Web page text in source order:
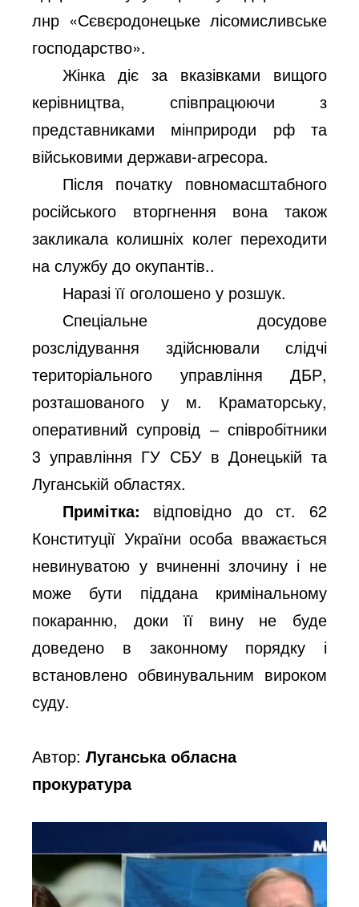
лнр «Сєвєродонецьке лісомисливське
господарство».
Жінка діє за вказівками вищого
керівництва, співпрацюючи з
представниками мінприроди рф та
військовими держави-агресора.
Після початку повномасштабного
російського вторгнення вона також
закликала колишніх колег переходити
на службу до окупантів..
Наразі її оголошено у розшук.
Спеціальне досудове
розслідування здійснювали слідчі
територіального управління ДБР,
розташованого у м. Краматорську,
оперативний супровід ‒ співробітники
3 управління ГУ СБУ в Донецькій та
Луганській областях.
Примітка: відповідно до ст. 62
Конституції України особа вважається
невинуватою у вчиненні злочину і не
може бути піддана кримінальному
покаранню, доки її вину не буде
доведено в законному порядку і
встановлено обвинувальним вироком
суду.
Автор:Луганська обласна
прокуратура